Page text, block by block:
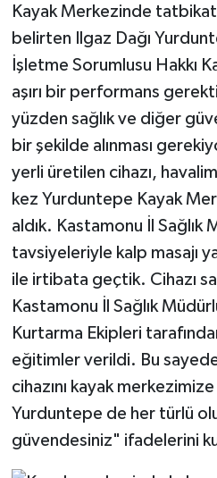
Kayak Merkezinde
belirten Ilgaz Dağı
İşletme Sorumlusu Hakkı
aşırı bir performans
yüzden sağlık ve diğer
bir şekilde alınması
yerli üretilen cihazı,
kez Yurduntepe Kayak
aldık. Kastamonu İl Sağlık
tavsiyeleriyle kalp masajı
ile irtibata geçtik. Cihazı
Kastamonu İl Sağlık
Kurtarma Ekipleri
eğitimler verildi. Bu
cihazını kayak
Yurduntepe de her türlü
güvendesiniz" ifadelerini